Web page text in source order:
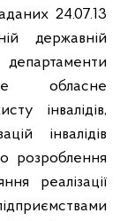
24.07.13
державній
обласне
інвалідів,
інвалідів
розроблення
реалізації